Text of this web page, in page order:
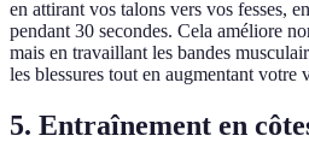
en attirant vos talons vers vos fesses,
pendant 30 secondes. Cela améliore
mais en travaillant les bandes
les blessures tout en augmentant votre
5. Entraînement en